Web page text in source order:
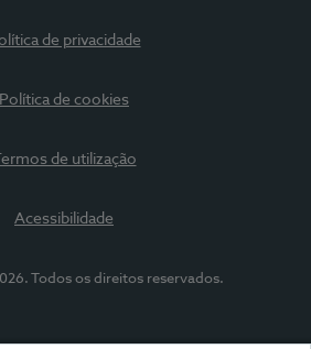
de privacidade
Política de cookies
Termos de utilização
Acessibilidade
Todos os direitos reservados.